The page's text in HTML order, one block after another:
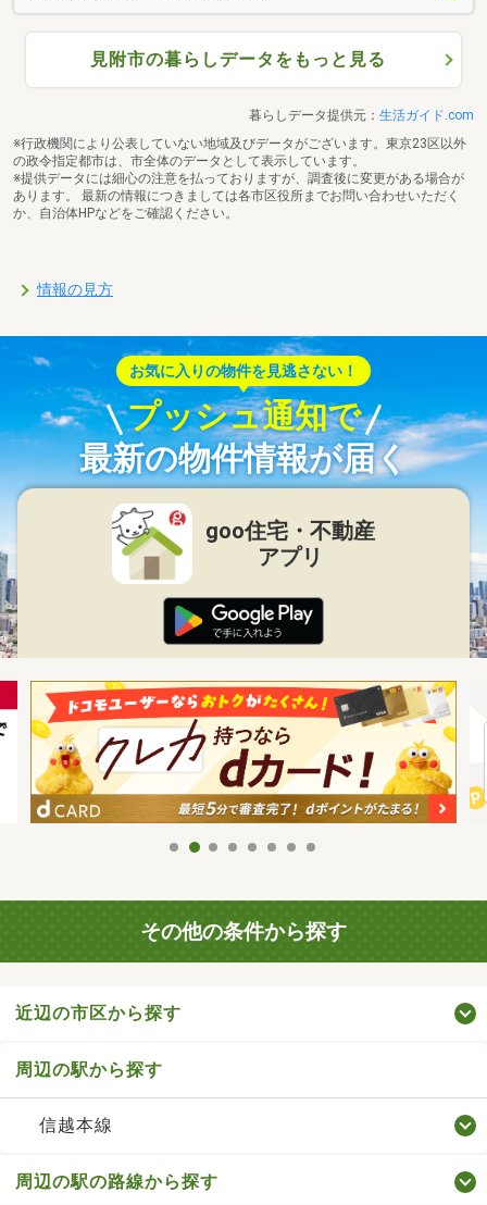
見附市の暮らしデータをもっと見る
暮らしデータ提供元： 生活ガイド.com
※行政機関により公表していない地域及びデータがございます。東京23区以外
の政令指定都市は、市全体のデータとして表示しています。
※提供データには細心の注意を払っておりますが、調査後に変更がある場合が
あります。 最新の情報につきましては各市区役所までお問い合わせいただく
か、自治体HPなどをご確認ください。
情報の見方
お気に入りの物件を見逃さない！
プッシュ通知で
最新の物件情報が届く
goo住宅・不動産
アプリ
その他の条件から探す
近辺の市区から探す
周辺の駅から探す
信越本線
周辺の駅の路線から探す